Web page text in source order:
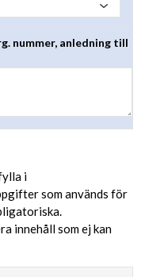
nummer, anledning till
i
som används för
innehåll som ej kan